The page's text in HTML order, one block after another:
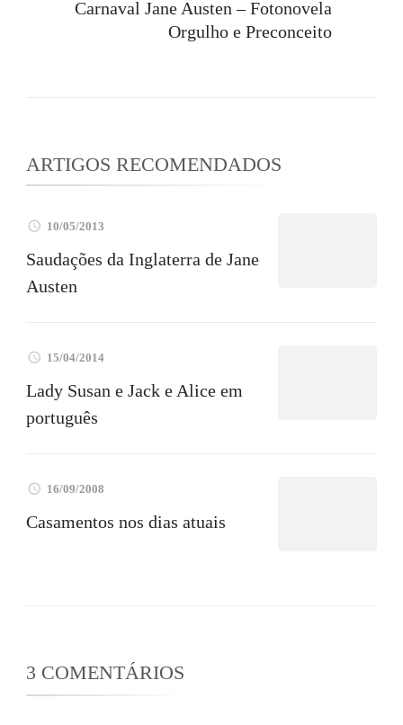
Carnaval Jane Austen – Fotonovela
Orgulho e Preconceito
ARTIGOS RECOMENDADOS
10/05/2013
Saudações da Inglaterra de Jane
Austen
15/04/2014
Lady Susan e Jack e Alice em
português
16/09/2008
Casamentos nos dias atuais
3 COMENTÁRIOS